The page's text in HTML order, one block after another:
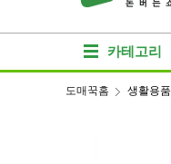
카테고리
도매꾹홈 생활용품